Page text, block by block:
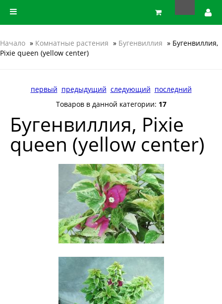
Начало » Комнатные растения » Бугенвиллия » Бугенвиллия,
Pixie queen (yellow center)
первый предыдущий следующий последний
Товаров в данной категории: 17
Бугенвиллия, Pixie
queen (yellow center)